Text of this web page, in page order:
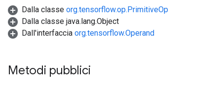
Dalla classe org.tensorflow.op.PrimitiveOp
Dalla classe java.lang.Object
Dall'interfaccia org.tensorflow.Operand
Metodi pubblici